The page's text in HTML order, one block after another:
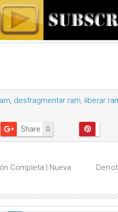
, desfragmentar ram, liberar
0
Share
Completa | Nueva